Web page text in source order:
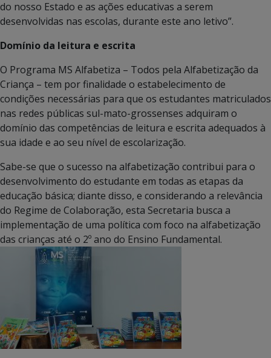
do nosso Estado e as ações educativas a serem
desenvolvidas nas escolas, durante este ano letivo”.
Domínio da leitura e escrita
O Programa MS Alfabetiza – Todos pela Alfabetização da
Criança – tem por finalidade o estabelecimento de
condições necessárias para que os estudantes matriculados
nas redes públicas sul-mato-grossenses adquiram o
domínio das competências de leitura e escrita adequados à
sua idade e ao seu nível de escolarização.
Sabe-se que o sucesso na alfabetização contribui para o
desenvolvimento do estudante em todas as etapas da
educação básica; diante disso, e considerando a relevância
do Regime de Colaboração, esta Secretaria busca a
implementação de uma política com foco na alfabetização
das crianças até o 2º ano do Ensino Fundamental.